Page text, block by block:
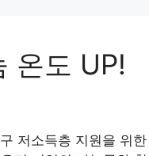
온도 UP!
소득층 지원을 위